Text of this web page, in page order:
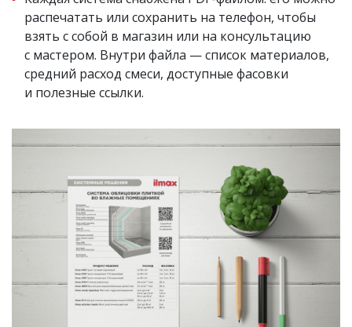
распечатать или сохранить на телефон, чтобы
взять с собой в магазин или на консультацию
с мастером. Внутри файла — список материалов,
средний расход смеси, доступные фасовки
и полезные ссылки.